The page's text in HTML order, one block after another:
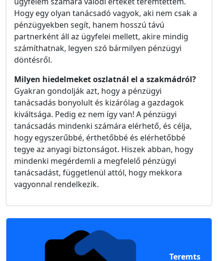
Hogy egy olyan tanácsadó vagyok, aki nem csak a
pénzügyekben segít, hanem hosszú távú
partnerként áll az ügyfelei mellett, akire mindig
számíthatnak, legyen szó bármilyen pénzügyi
döntésről.
Milyen hiedelmeket oszlatnál el a szakmádról?
Gyakran gondolják azt, hogy a pénzügyi
tanácsadás bonyolult és kizárólag a gazdagok
kiváltsága. Pedig ez nem így van! A pénzügyi
tanácsadás mindenki számára elérhető, és célja,
hogy egyszerűbbé, érthetőbbé és elérhetőbbé
tegye az anyagi biztonságot. Hiszek abban, hogy
mindenki megérdemli a megfelelő pénzügyi
tanácsadást, függetlenül attól, hogy mekkora
vagyonnal rendelkezik.
Teremts